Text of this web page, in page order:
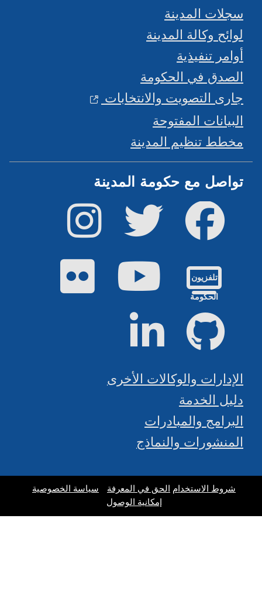
سجلات المدينة
لوائح وكالة المدينة
أوامر تنفيذية
الصدق في الحكومة
جارى التصويت والانتخابات
البيانات المفتوحة
مخطط تنظيم المدينة
تواصل مع حكومة المدينة
فيس بوك تويتر إينستاجرام
تلفزيون
الحكومة
يوتيوب فليكر
جيت هاب لينكد إن
الإدارات والوكالات الأخرى
دليل الخدمة
البرامج والمبادرات
المنشورات والنماذج
شروط الاستخدام الحق في المعرفة
سياسة الخصوصية
إمكانية الوصول